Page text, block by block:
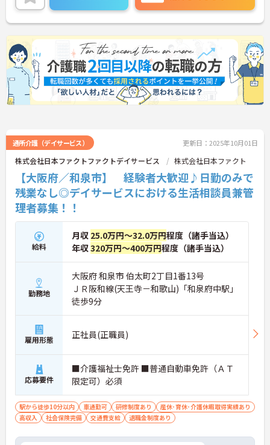
通所介護（デイサービス） 更新日：2025年10月01日
株式会社日本ファクトファクトデイサービス 株式会社日本ファクト
【大阪府／和泉市】 経験者大歓迎♪日勤のみで
残業なし◎デイサービスにおける生活相談員兼管
理者募集！！
給料
月収 25.0万円～32.0万円程度（諸手当込）
年収320万円～400万円程度（諸手当込）
勤務地
大阪府 和泉市 伯太町2丁目1番13号
ＪＲ阪和線(天王寺－和歌山)「和泉府中駅」
徒歩9分
雇用形態 正社員(正職員)
応募要件
■介護福祉士免許 ■普通自動車免許（ＡＴ
限定可）必須
駅から徒歩10分以内 車通勤可 研修制度あり
産休･育休･介護休暇取得実績あり
高収入
社会保険完備 交通費支給 退職金制度あり